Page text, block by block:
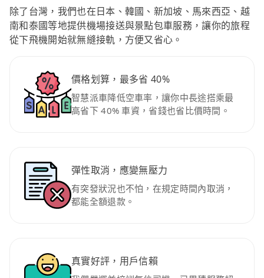
除了台灣，我們也在日本、韓國、新加坡、馬來西亞、越
南和泰國等地提供機場接送與景點包車服務，讓你的旅程
從下飛機開始就無縫接軌，方便又省心。
價格划算，最多省 40%
智慧派車降低空車率，讓你中長途搭乘最
高省下 40% 車資，省錢也省比價時間。
彈性取消，應變無壓力
有突發狀況也不怕，在規定時間內取消，
都能全額退款。
真實好評，用戶信賴